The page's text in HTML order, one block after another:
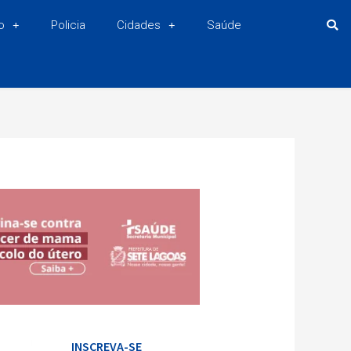
Policia Cidades Saúde
INSCREVA-SE